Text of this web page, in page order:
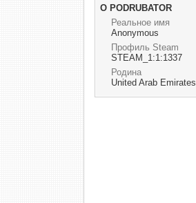
О PODRUBATOR
Реальное имя
Anonymous
Профиль Steam
STEAM_1:1:1337
Родина
United Arab Emirates